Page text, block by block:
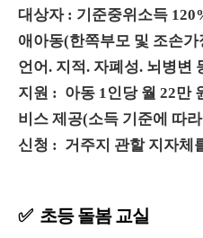
대상자 : 기준중위소득
애아동(한쪽부모 및 조손
언어. 지적. 자폐성. 뇌병변
지원 : 아동 1인당 월 22만
비스 제공(소득 기준에 따
신청 : 거주지 관할 지자체
✅ 초등 돌봄 교실